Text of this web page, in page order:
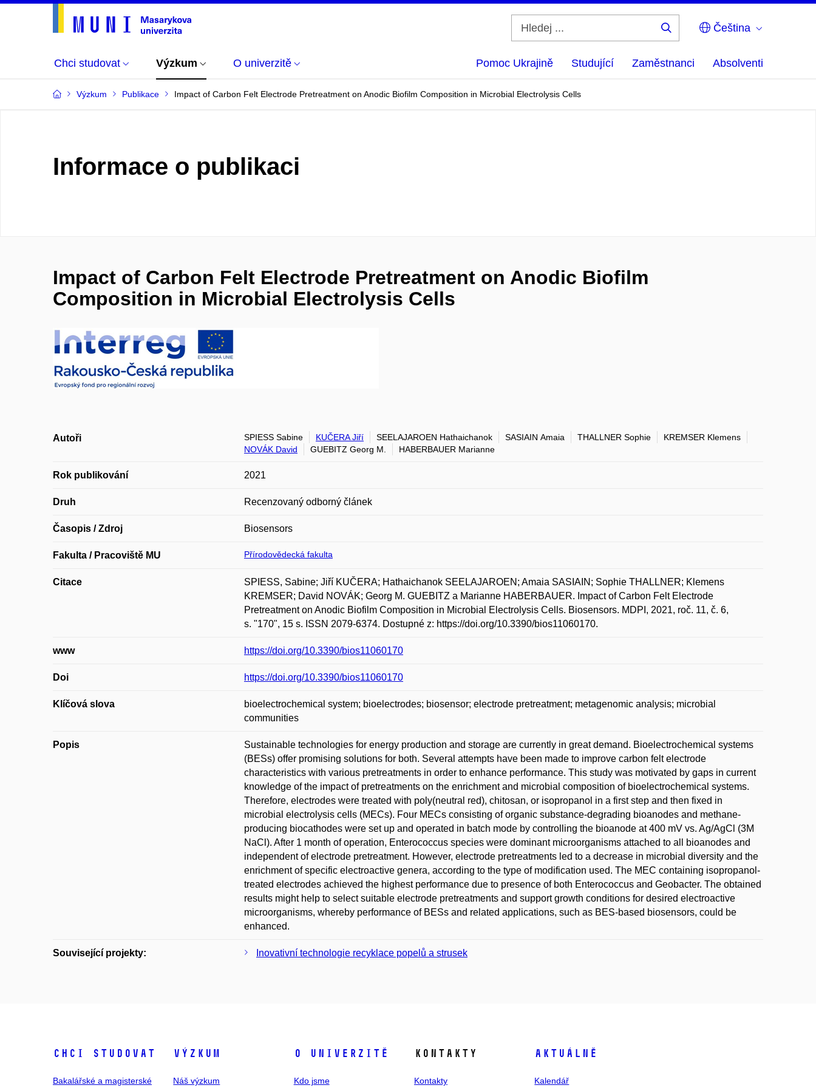
Čeština
Chci studovat Výzkum O univerzitě Pomoc Ukrajině Studující Zaměstnanci Absolventi
Výzkum Publikace Impact of Carbon Felt Electrode Pretreatment on Anodic Biofilm Composition in Microbial Electrolysis Cells
Informace o publikaci
Impact of Carbon Felt Electrode Pretreatment on Anodic Biofilm
Composition in Microbial Electrolysis Cells
Autoři SPIESS Sabine KUČERA Jiří SEELAJAROEN Hathaichanok SASIAIN Amaia THALLNER Sophie
KREMSER Klemens
NOVÁK David
GUEBITZ Georg M. HABERBAUER Marianne
Rok publikování 2021
Druh Recenzovaný odborný článek
Časopis / Zdroj Biosensors
Fakulta / Pracoviště MU Přírodovědecká fakulta
Citace
SPIESS, Sabine; Jiří KUČERA; Hathaichanok SEELAJAROEN; Amaia SASIAIN; Sophie THALLNER; Klemens
KREMSER; David NOVÁK; Georg M. GUEBITZ a Marianne HABERBAUER. Impact of Carbon Felt Electrode
Pretreatment on Anodic Biofilm Composition in Microbial Electrolysis Cells. Biosensors. MDPI, 2021, roč. 11, č. 6,
s. "170", 15 s. ISSN 2079-6374. Dostupné z: https://doi.org/10.3390/bios11060170.
www https://doi.org/10.3390/bios11060170
Doi https://doi.org/10.3390/bios11060170
Klíčová slova
bioelectrochemical system; bioelectrodes; biosensor; electrode pretreatment; metagenomic analysis; microbial
communities
Popis
Sustainable technologies for energy production and storage are currently in great demand. Bioelectrochemical systems
(BESs) offer promising solutions for both. Several attempts have been made to improve carbon felt electrode
characteristics with various pretreatments in order to enhance performance. This study was motivated by gaps in current
knowledge of the impact of pretreatments on the enrichment and microbial composition of bioelectrochemical systems.
Therefore, electrodes were treated with poly(neutral red), chitosan, or isopropanol in a first step and then fixed in
microbial electrolysis cells (MECs). Four MECs consisting of organic substance-degrading bioanodes and methane-
producing biocathodes were set up and operated in batch mode by controlling the bioanode at 400 mV vs. Ag/AgCl (3M
NaCl). After 1 month of operation, Enterococcus species were dominant microorganisms attached to all bioanodes and
independent of electrode pretreatment. However, electrode pretreatments led to a decrease in microbial diversity and the
enrichment of specific electroactive genera, according to the type of modification used. The MEC containing isopropanol-
treated electrodes achieved the highest performance due to presence of both Enterococcus and Geobacter. The obtained
results might help to select suitable electrode pretreatments and support growth conditions for desired electroactive
microorganisms, whereby performance of BESs and related applications, such as BES-based biosensors, could be
enhanced.
Související projekty: Inovativní technologie recyklace popelů a strusek
Chci studovat
Bakalářské a magisterské
Výzkum
Náš výzkum
O univerzitě
Kdo jsme
Kontakty
Kontakty
Aktuálně
Kalendář